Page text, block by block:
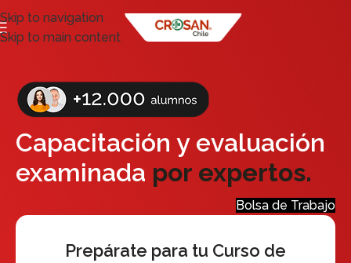
Skip to navigation
Skip to main content
Capacitación y evaluación
examinada por expertos.
Bolsa de Trabajo
Prepárate para tu Curso de